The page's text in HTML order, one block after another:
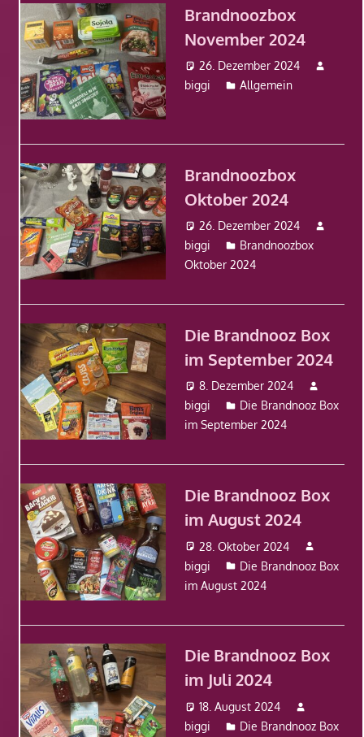
Brandnoozbox
November 2024
26. Dezember 2024
biggi
Allgemein
Brandnoozbox
Oktober 2024
26. Dezember 2024
biggi
Brandnoozbox
Oktober 2024
Die Brandnooz Box
im September 2024
8. Dezember 2024
biggi
Die Brandnooz Box
im September 2024
Die Brandnooz Box
im August 2024
28. Oktober 2024
biggi
Die Brandnooz Box
im August 2024
Die Brandnooz Box
im Juli 2024
18. August 2024
biggi
Die Brandnooz Box